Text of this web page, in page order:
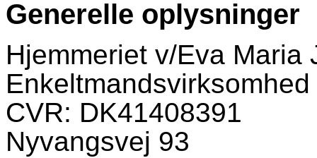
Generelle oplysninger
Hjemmeriet v/Eva Maria
Enkeltmandsvirksomhed
CVR: DK41408391
Nyvangsvej 93